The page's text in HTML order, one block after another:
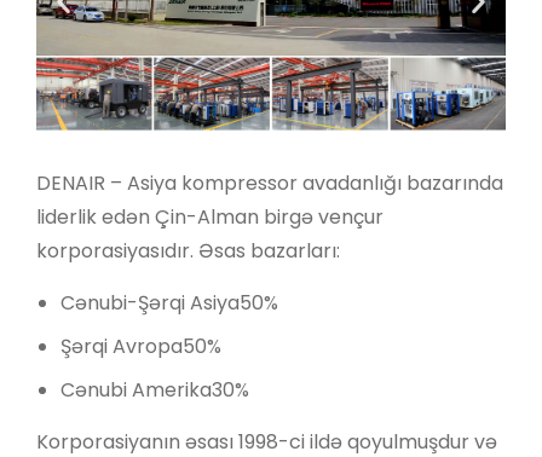
DENAIR – Asiya kompressor avadanlığı bazarında
liderlik edən Çin-Alman birgə vençur
korporasiyasıdır. Əsas bazarları:
Cənubi-Şərqi Asiya50%
Şərqi Avropa50%
Cənubi Amerika30%
Korporasiyanın əsası 1998-ci ildə qoyulmuşdur və